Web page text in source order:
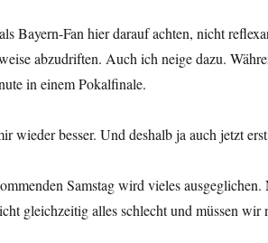
Bayern-Fan hier darauf achten, nicht
abzudriften. Auch ich neige dazu.
in einem Pokalfinale.
wieder besser. Und deshalb ja auch jetzt
Samstag wird vieles
gleichzeitig alles schlecht und müssen wir